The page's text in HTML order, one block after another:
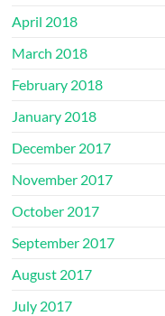
April 2018
March 2018
February 2018
January 2018
December 2017
November 2017
October 2017
September 2017
August 2017
July 2017